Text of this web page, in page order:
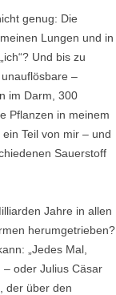
genug: Die
Lungen und in
Und bis zu
–
im Darm, 300
Pflanzen in meinem
Teil von mir – und
Sauerstoff
Jahre in allen
herumgetrieben?
„Jedes Mal,
– oder Julius Cäsar
der über den